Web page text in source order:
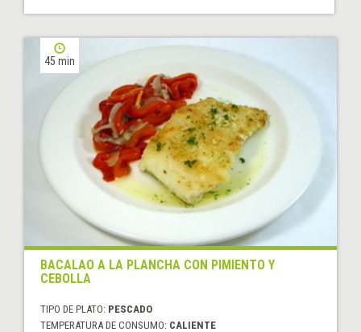
45 min
BACALAO A LA PLANCHA CON PIMIENTO Y
CEBOLLA
TIPO DE PLATO: PESCADO
TEMPERATURA DE CONSUMO: CALIENTE